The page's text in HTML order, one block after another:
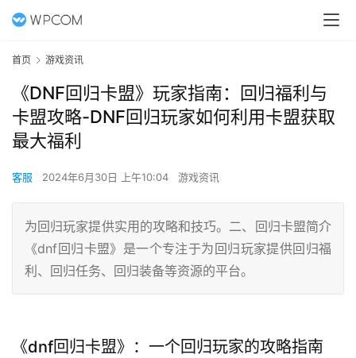
首页 游戏资讯
《DNF回归卡盟》玩家指南：回归福利与
卡盟攻略-DNF回归玩家如何利用卡盟获取
最大福利
客服 2024年6月30日 上午10:04 游戏资讯
为回归玩家提供实用的攻略和技巧。二、回归卡盟简介
《dnf回归卡盟》是一个专注于为回归玩家提供回归福
利、回归任务、回归装备等资源的平台。
《dnf回归卡盟》：一个回归玩家的攻略指南